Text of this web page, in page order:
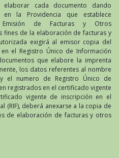
cada documento dando
la Providencia que establece
de Facturas y Otros
fines de la elaboración de facturas y
exigirá al emisor copia del
el Registro Único de Información
que elabore la imprenta
los datos referentes al nombre
el numero de Registro Único de
registrados en el certificado vigente
vigente de inscripción en el
(RIF), deberá anexarse a la copia de
de elaboración de facturas y otros